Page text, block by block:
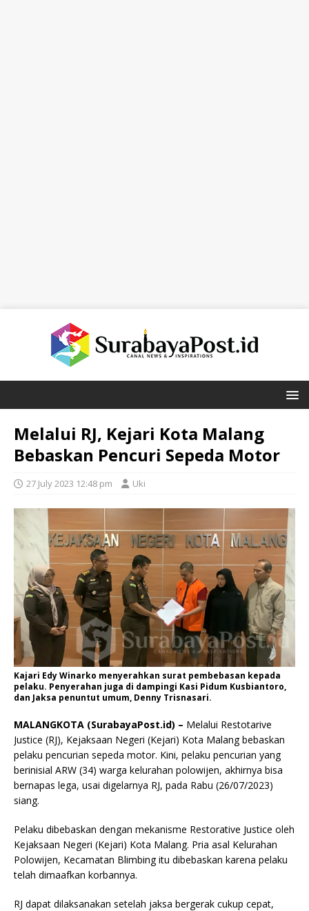
Melalui RJ, Kejari Kota Malang
Bebaskan Pencuri Sepeda Motor
27 July 2023 12:48 pm Uki
Kajari Edy Winarko menyerahkan surat pembebasan kepada
pelaku. Penyerahan juga di dampingi Kasi Pidum Kusbiantoro,
dan Jaksa penuntut umum, Denny Trisnasari.
MALANGKOTA (SurabayaPost.id) – Melalui Restotarive
Justice (RJ), Kejaksaan Negeri (Kejari) Kota Malang bebaskan
pelaku pencurian sepeda motor. Kini, pelaku pencurian yang
berinisial ARW (34) warga kelurahan polowijen, akhirnya bisa
bernapas lega, usai digelarnya RJ, pada Rabu (26/07/2023)
siang.
Pelaku dibebaskan dengan mekanisme Restorative Justice oleh
Kejaksaan Negeri (Kejari) Kota Malang. Pria asal Kelurahan
Polowijen, Kecamatan Blimbing itu dibebaskan karena pelaku
telah dimaafkan korbannya.
RJ dapat dilaksanakan setelah jaksa bergerak cukup cepat,